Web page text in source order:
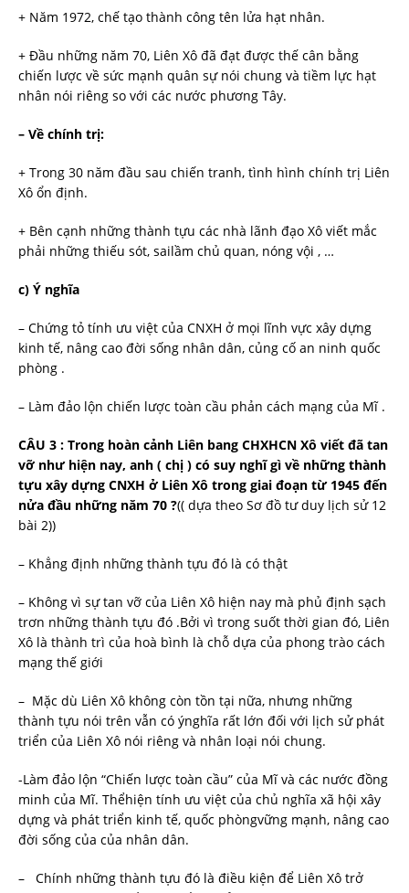
+ Năm 1972, chế tạo thành công tên lửa hạt nhân.
+ Đầu những năm 70, Liên Xô đã đạt được thế cân bằng
chiến lược về sức mạnh quân sự nói chung và tiềm lực hạt
nhân nói riêng so với các nước phương Tây.
– Về chính trị:
+ Trong 30 năm đầu sau chiến tranh, tình hình chính trị Liên
Xô ổn định.
+ Bên cạnh những thành tựu các nhà lãnh đạo Xô viết mắc
phải những thiếu sót, sailầm chủ quan, nóng vội , …
c) Ý nghĩa
– Chứng tỏ tính ưu việt của CNXH ở mọi lĩnh vực xây dựng
kinh tế, nâng cao đời sống nhân dân, củng cố an ninh quốc
phòng .
– Làm đảo lộn chiến lược toàn cầu phản cách mạng của Mĩ .
CÂU 3 : Trong hoàn cảnh Liên bang CHXHCN Xô viết đã tan
vỡ như hiện nay, anh ( chị ) có suy nghĩ gì về những thành
tựu xây dựng CNXH ở Liên Xô trong giai đoạn từ 1945 đến
nửa đầu những năm 70 ?(( dựa theo Sơ đồ tư duy lịch sử 12
bài 2))
– Khẳng định những thành tựu đó là có thật
– Không vì sự tan vỡ của Liên Xô hiện nay mà phủ định sạch
trơn những thành tựu đó .Bởi vì trong suốt thời gian đó, Liên
Xô là thành trì của hoà bình là chỗ dựa của phong trào cách
mạng thế giới
– Mặc dù Liên Xô không còn tồn tại nữa, nhưng những
thành tựu nói trên vẫn có ýnghĩa rất lớn đối với lịch sử phát
triển của Liên Xô nói riêng và nhân loại nói chung.
-Làm đảo lộn “Chiến lược toàn cầu” của Mĩ và các nước đồng
minh của Mĩ. Thểhiện tính ưu việt của chủ nghĩa xã hội xây
dựng và phát triển kinh tế, quốc phòngvững mạnh, nâng cao
đời sống của của nhân dân.
– Chính những thành tựu đó là điều kiện để Liên Xô trở